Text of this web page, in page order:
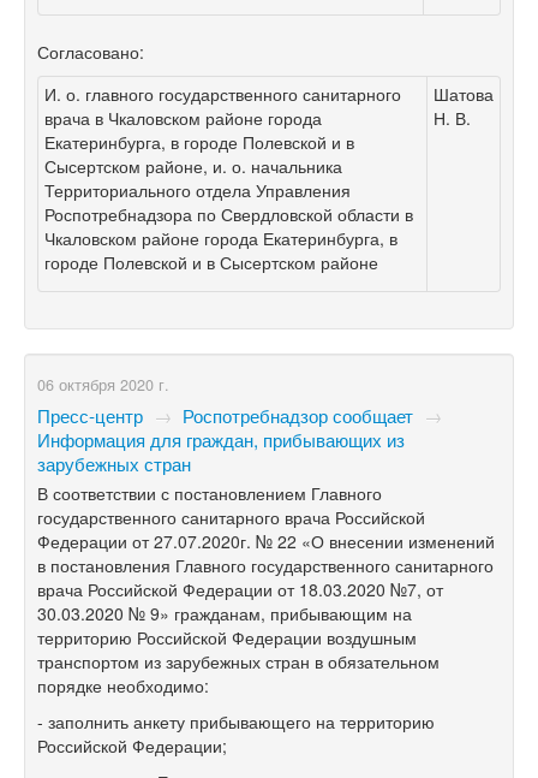
Согласовано:
И. о. главного государственного санитарного
врача в Чкаловском районе города
Екатеринбурга, в городе Полевской и в
Сысертском районе, и. о. начальника
Территориального отдела Управления
Роспотребнадзора по Свердловской области в
Чкаловском районе города Екатеринбурга, в
городе Полевской и в Сысертском районе
Шатова
Н. В.
06 октября 2020 г.
Пресс-центр → Роспотребнадзор сообщает →
Информация для граждан, прибывающих из
зарубежных стран
В соответствии с постановлением Главного
государственного санитарного врача Российской
Федерации от 27.07.2020г. № 22 «О внесении изменений
в постановления Главного государственного санитарного
врача Российской Федерации от 18.03.2020 №7, от
30.03.2020 № 9» гражданам, прибывающим на
территорию Российской Федерации воздушным
транспортом из зарубежных стран в обязательном
порядке необходимо:
- заполнить анкету прибывающего на территорию
Российской Федерации;